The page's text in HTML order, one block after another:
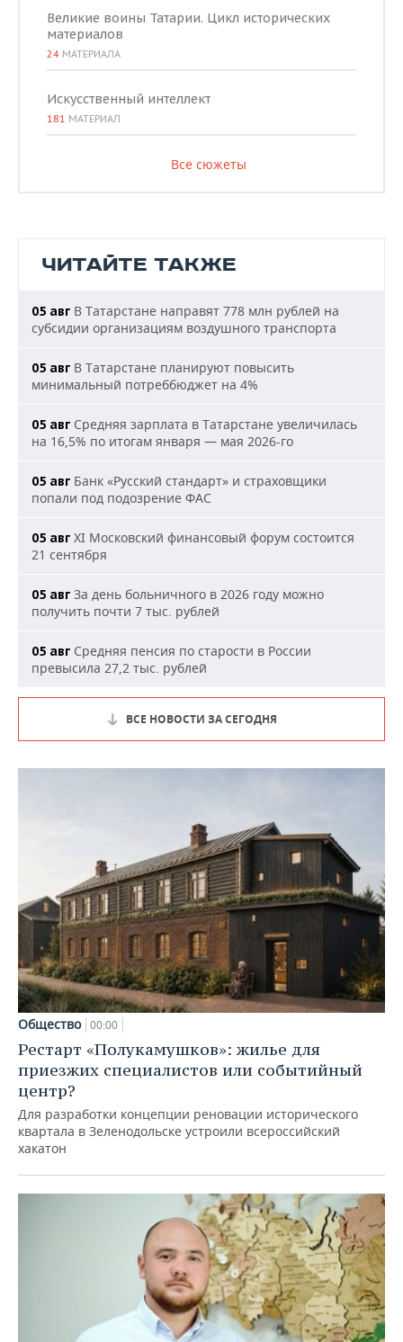
Великие воины Татарии. Цикл исторических
материалов
24 МАТЕРИАЛА
Искусственный интеллект
181 МАТЕРИАЛ
Все сюжеты
ЧИТАЙТЕ ТАКЖЕ
05 авг В Татарстане направят 778 млн рублей на
субсидии организациям воздушного транспорта
05 авг В Татарстане планируют повысить
минимальный потреббюджет на 4%
05 авг Средняя зарплата в Татарстане увеличилась
на 16,5% по итогам января — мая 2026-го
05 авг Банк «Русский стандарт» и страховщики
попали под подозрение ФАС
05 авг XI Московский финансовый форум состоится
21 сентября
05 авг За день больничного в 2026 году можно
получить почти 7 тыс. рублей
05 авг Средняя пенсия по старости в России
превысила 27,2 тыс. рублей
ВСЕ НОВОСТИ ЗА СЕГОДНЯ
Общество 00:00
Рестарт «Полукамушков»: жилье для
приезжих специалистов или событийный
центр?
Для разработки концепции реновации исторического
квартала в Зеленодольске устроили всероссийский
хакатон